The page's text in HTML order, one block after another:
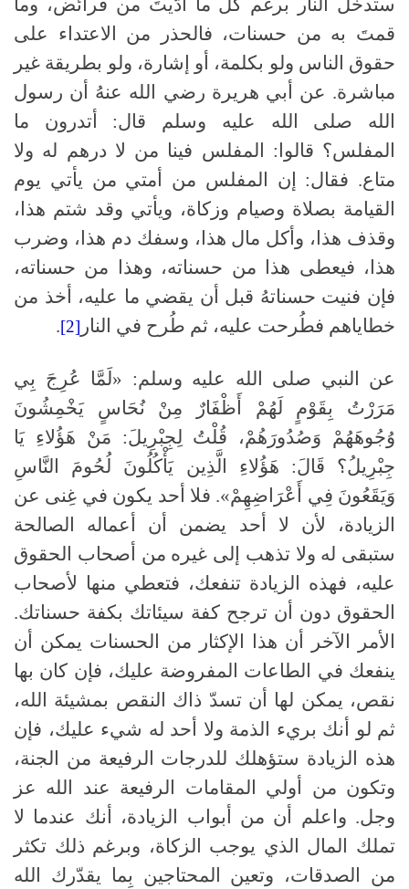
ستدخل النار برغم كل ما أدّيتَ من فرائض، وما
قمتَ به من حسنات، فالحذر من الاعتداء على
حقوق الناس ولو بكلمة، أو إشارة، ولو بطريقة غير
مباشرة. عن أبي هريرة رضي الله عنهُ أن رسول
الله صلى الله عليه وسلم قال: أتدرون ما
المفلس؟ قالوا: المفلس فينا من لا درهم له ولا
متاع. فقال: إن المفلس من أمتي من يأتي يوم
القيامة بصلاة وصيام وزكاة، ويأتي وقد شتم هذا،
وقذف هذا، وأكل مال هذا، وسفك دم هذا، وضرب
هذا، فيعطى هذا من حسناته، وهذا من حسناته،
فإن فنيت حسناتهُ قبل أن يقضي ما عليه، أخذ من
خطاياهم فطُرحت عليه، ثم طُرح في النار [2]
.
عن النبي صلى الله عليه وسلم: «لَمَّا عُرِجَ بِي
مَرَرْتُ بِقَوْمٍ لَهُمْ أَظْفَارٌ مِنْ نُحَاسٍ يَخْمِشُونَ
وُجُوهَهُمْ وَصُدُورَهُمْ، قُلْتُ لِجِبْرِيلَ: مَنْ هَؤُلاءِ يَا
جِبْرِيلُ؟ قَالَ: هَؤُلاءِ الَّذِين يَأْكُلُونَ لُحُومَ النَّاسِ
وَيَقَعُونَ فِي أَعْرَاضِهِمْ». فلا أحد يكون في غِنى عن
الزيادة، لأن لا أحد يضمن أن أعماله الصالحة
ستبقى له ولا تذهب إلى غيره من أصحاب الحقوق
عليه، فهذه الزيادة تنفعك، فتعطي منها لأصحاب
الحقوق دون أن ترجح كفة سيئاتك بكفة حسناتك.
الأمر الآخر أن هذا الإكثار من الحسنات يمكن أن
ينفعك في الطاعات المفروضة عليك، فإن كان بها
نقص، يمكن لها أن تسدّ ذاك النقص بمشيئة الله،
ثم لو أنك بريء الذمة ولا أحد له شيء عليك، فإن
هذه الزيادة ستؤهلك للدرجات الرفيعة من الجنة،
وتكون من أولي المقامات الرفيعة عند الله عز
وجل. واعلم أن من أبواب الزيادة، أنك عندما لا
تملك المال الذي يوجب الزكاة، وبرغم ذلك تكثر
من الصدقات، وتعين المحتاجين بِما يقدّرك الله